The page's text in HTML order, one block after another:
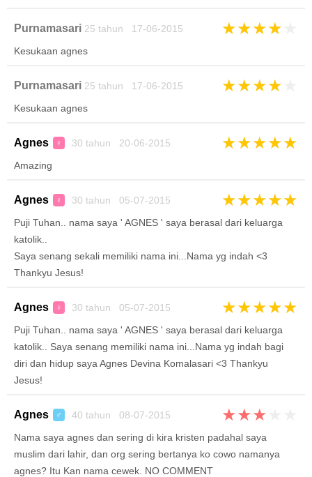
Purnamasari 25 tahun 17-06-2015 ★★★★
Kesukaan agnes
Purnamasari 25 tahun 17-06-2015 ★★★★
Kesukaan agnes
Agnes ♀ 30 tahun 20-06-2015 ★★★★★
Amazing
Agnes ♀ 30 tahun 05-07-2015 ★★★★★
Puji Tuhan.. nama saya ' AGNES ' saya berasal dari keluarga
katolik..
Saya senang sekali memiliki nama ini...Nama yg indah <3
Thankyu Jesus!
Agnes ♀ 30 tahun 05-07-2015 ★★★★★
Puji Tuhan.. nama saya ' AGNES ' saya berasal dari keluarga
katolik.. Saya senang memiliki nama ini...Nama yg indah bagi
diri dan hidup saya Agnes Devina Komalasari <3 Thankyu
Jesus!
Agnes ♂ 40 tahun 08-07-2015 ★★★
Nama saya agnes dan sering di kira kristen padahal saya
muslim dari lahir, dan org sering bertanya ko cowo namanya
agnes? Itu Kan nama cewek. NO COMMENT